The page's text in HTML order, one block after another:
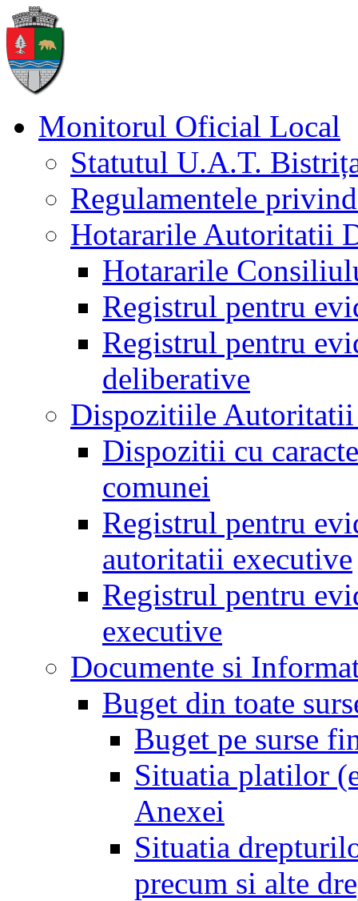
Monitorul Oficial Local
Statutul U.A.T.
Regulamentele
Hotararile Autoritatii
Hotararile
Registrul pentru
Registrul pentru
deliberative
Dispozitiile
Dispozitii cu
comunei
Registrul pentru
autoritatii executive
Registrul pentru
executive
Documente si
Buget din toate
Buget pe surse
Situatia platilor
Anexei
Situatia
precum si alte